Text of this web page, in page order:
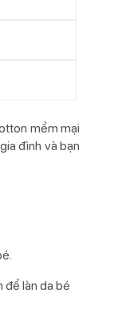
mềm mại
đình và bạn
để làn da bé